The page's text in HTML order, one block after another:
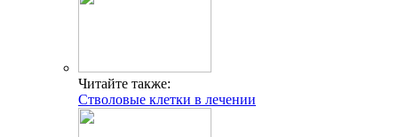
Читайте также:
Стволовые клетки в лечении